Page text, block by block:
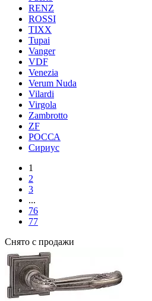
RENZ
ROSSI
TIXX
Tupai
Vanger
VDF
Venezia
Verum Nuda
Vilardi
Virgola
Zambrotto
ZF
РОССА
Сириус
1
2
3
...
76
77
Снято с продажи